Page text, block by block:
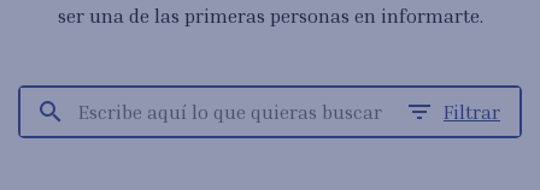
ser una de las primeras personas en informarte.
search filter_list